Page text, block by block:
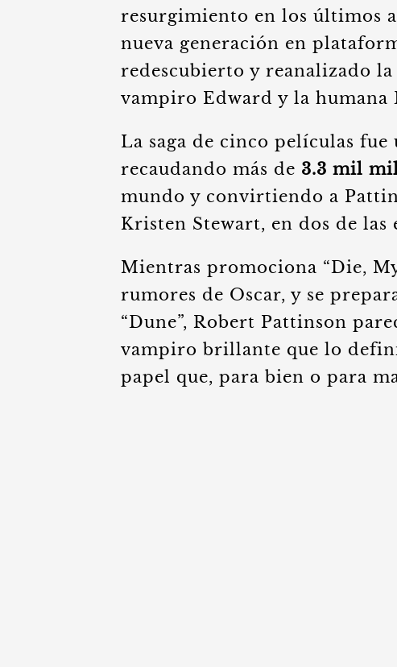
resurgimiento en los últimos
nueva generación en
redescubierto y reanalizado
vampiro Edward y la humana
La saga de cinco películas
recaudando más de 3.3 mil
mundo y convirtiendo a
Kristen Stewart, en dos de las
Mientras promociona “Die,
rumores de Oscar, y se
“Dune”, Robert Pattinson
vampiro brillante que lo
papel que, para bien o para